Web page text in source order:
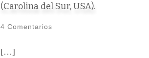
(Carolina del Sur, USA).
4 Comentarios
[…]